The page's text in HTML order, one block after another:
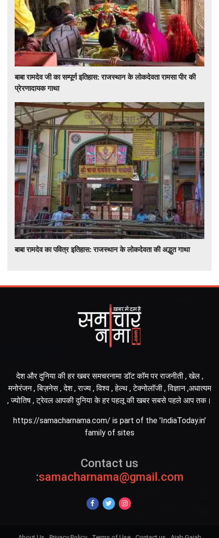
बाबा रामदेव जी का सम्पूर्ण इतिहास: राजस्थान के लोकदेवता रामसा पीर की
प्रेरणादायक गाथा
बाबा रामदेव का पवित्र इतिहास: राजस्थान के लोकदेवता की अद्भुत गाथा
देश और दुनिया की हर खबर समचरनामा डॉट कॉम पर राजनीती , खेल ,
मनोरंजन , बिज़नेस , देश , राज्य , विश्व , हेल्थ , टेक्नोलॉजी , विज्ञान ,अधात्यम
, ज्योतिष , ट्रेवल आपकी दुनिया के हर पहलू की खबर सबसे पहले आप तक।
https://samacharnama.com/ is part of the 'IndiaToday.in'
family of sites
Contact us
:samacharnama@gmail.com